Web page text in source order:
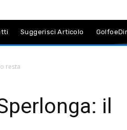
Suggerisci Articolo
resta
il